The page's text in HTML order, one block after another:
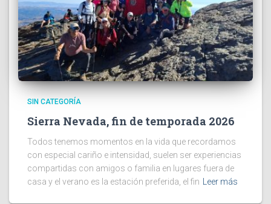
SIN CATEGORÍA
Sierra Nevada, fin de temporada 2026
Todos tenemos momentos en la vida que recordamos
con especial cariño e intensidad, suelen ser experiencias
compartidas con amigos o familia en lugares fuera de
casa y el verano es la estación preferida, el fin Leer más